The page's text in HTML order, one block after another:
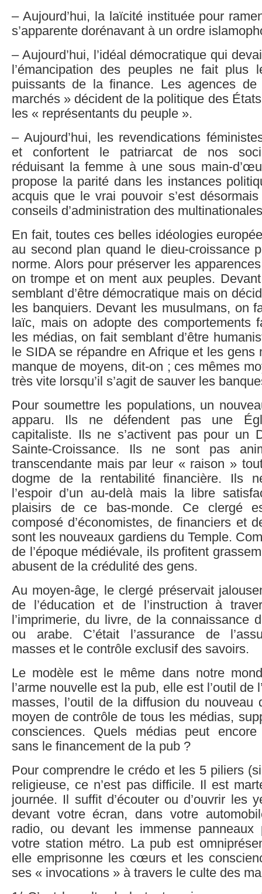
– Aujourd’hui, la laïcité instituée pour
s’apparente dorénavant à un ordre
– Aujourd’hui, l’idéal démocratique qui
l’émancipation des peuples ne fait plus
puissants de la finance. Les agences
marchés » décident de la politique des
les « représentants du peuple ».
– Aujourd’hui, les revendications
et confortent le patriarcat de nos
réduisant la femme à une sous main-
propose la parité dans les instances
acquis que le vrai pouvoir s’est
conseils d’administration des
En fait, toutes ces belles idéologies
au second plan quand le dieu-croissance
norme. Alors pour préserver les
on trompe et on ment aux peuples.
semblant d’être démocratique mais on
les banquiers. Devant les musulmans, on
laïc, mais on adopte des comportements
les médias, on fait semblant d’être
le SIDA se répandre en Afrique et les gens
manque de moyens, dit-on ; ces mêmes
très vite lorsqu’il s’agit de sauver les
Pour soumettre les populations, un
apparu. Ils ne défendent pas une
capitaliste. Ils ne s’activent pas pour un
Sainte-Croissance. Ils ne sont pas
transcendante mais par leur « raison »
dogme de la rentabilité financière. Ils
l’espoir d’un au-delà mais la libre
plaisirs de ce bas-monde. Ce clergé
composé d’économistes, de financiers et
sont les nouveaux gardiens du Temple.
de l’époque médiévale, ils profitent
abusent de la crédulité des gens.
Au moyen-âge, le clergé préservait
de l’éducation et de l’instruction à
l’imprimerie, du livre, de la connaissance
ou arabe. C’était l’assurance de
masses et le contrôle exclusif des savoirs.
Le modèle est le même dans notre
l’arme nouvelle est la pub, elle est l’outil de
masses, l’outil de la diffusion du nouveau
moyen de contrôle de tous les médias,
consciences. Quels médias peut encore
sans le financement de la pub ?
Pour comprendre le crédo et les 5 piliers
religieuse, ce n’est pas difficile. Il est
journée. Il suffit d’écouter ou d’ouvrir les
devant votre écran, dans votre
radio, ou devant les immense panneaux
votre station métro. La pub est
elle emprisonne les cœurs et les
ses « invocations » à travers le culte des